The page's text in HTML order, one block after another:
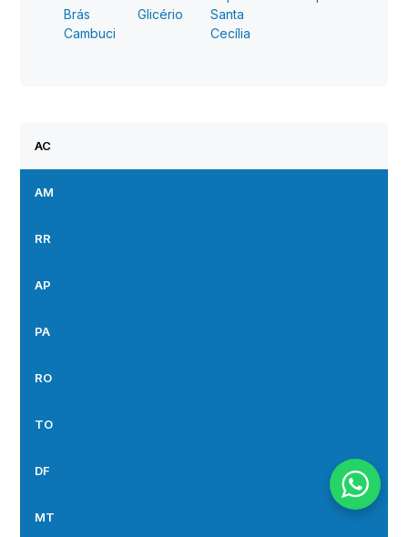
Brás
Cambuci
Glicério
Santa
Cecília
AC
AM
RR
AP
PA
RO
TO
DF
MT